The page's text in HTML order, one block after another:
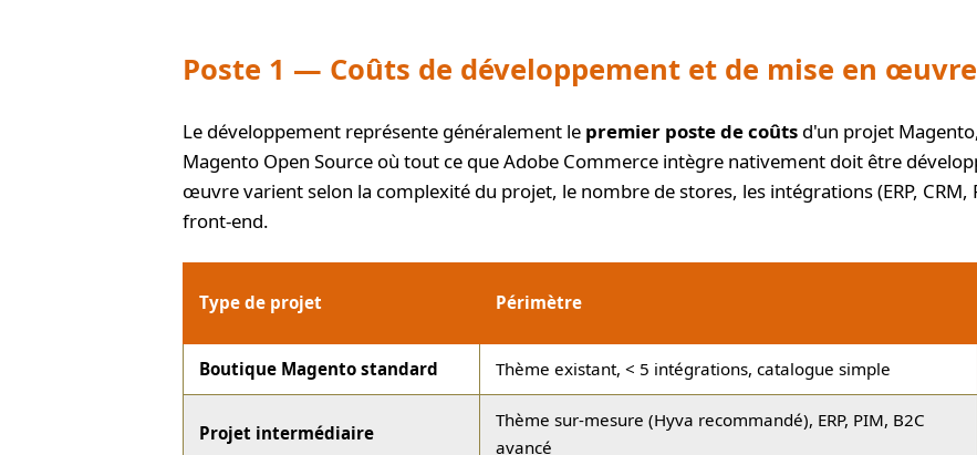
Poste 1 — Coûts de développement et de mise en œuvre
Le développement représente généralement le premier poste de coûts d'un projet
Magento Open Source où tout ce que Adobe Commerce intègre nativement doit être
œuvre varient selon la complexité du projet, le nombre de stores, les intégrations (ERP,
front-end.
Type de projet Périmètre
Boutique Magento standard Thème existant, < 5 intégrations, catalogue simple
Projet intermédiaire
Thème sur-mesure (Hyva recommandé), ERP, PIM, B2C
avancé